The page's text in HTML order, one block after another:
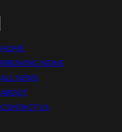
HOME
BREAKING NEWS
ALL NEWS
ABOUT
CONTACT US